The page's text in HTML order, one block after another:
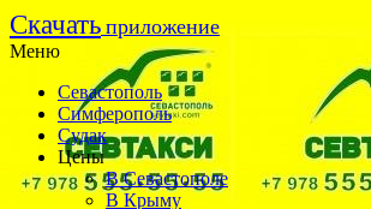
Cкачать приложение
Меню
Севастополь
Симферополь
Судак
Цены
В Севастополе
В Крыму